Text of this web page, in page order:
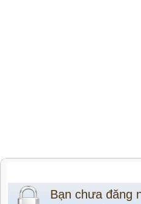
Bạn chưa đăng